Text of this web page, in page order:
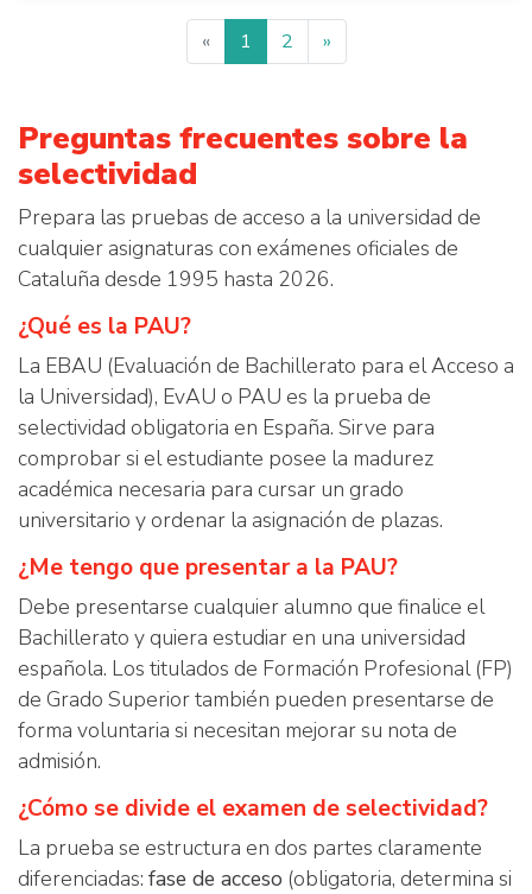
« 1 2 »
Preguntas frecuentes sobre la
selectividad
Prepara las pruebas de acceso a la universidad de
cualquier asignaturas con exámenes oficiales de
Cataluña desde 1995 hasta 2026.
¿Qué es la PAU?
La EBAU (Evaluación de Bachillerato para el Acceso a
la Universidad), EvAU o PAU es la prueba de
selectividad obligatoria en España. Sirve para
comprobar si el estudiante posee la madurez
académica necesaria para cursar un grado
universitario y ordenar la asignación de plazas.
¿Me tengo que presentar a la PAU?
Debe presentarse cualquier alumno que finalice el
Bachillerato y quiera estudiar en una universidad
española. Los titulados de Formación Profesional (FP)
de Grado Superior también pueden presentarse de
forma voluntaria si necesitan mejorar su nota de
admisión.
¿Cómo se divide el examen de selectividad?
La prueba se estructura en dos partes claramente
diferenciadas: fase de acceso (obligatoria, determina si